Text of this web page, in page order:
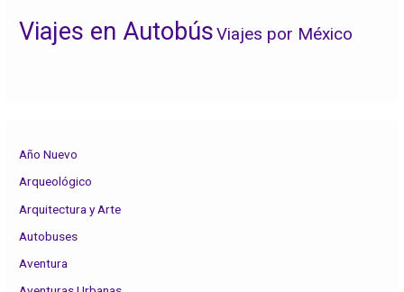
Viajes en AutobúsViajes por México
Año Nuevo
Arqueológico
Arquitectura y Arte
Autobuses
Aventura